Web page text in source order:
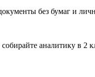
без бумаг и
аналитику в 2